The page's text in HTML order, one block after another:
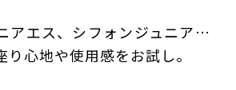
アエス、シフォンジュニア…
り心地や使用感をお試し。